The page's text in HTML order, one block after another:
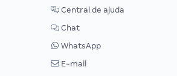
Central de ajuda
Chat
WhatsApp
E-mail